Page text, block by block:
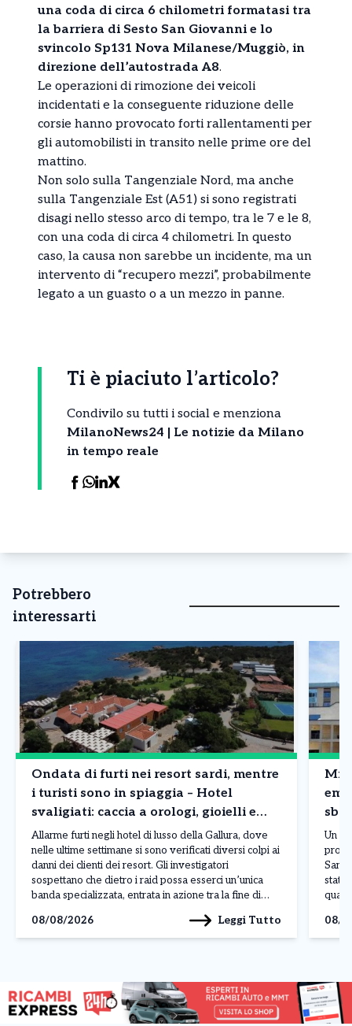
una coda di circa 6 chilometri formatasi tra
la barriera di Sesto San Giovanni e lo
svincolo Sp131 Nova Milanese/Muggiò, in
direzione dell’autostrada A8.
Le operazioni di rimozione dei veicoli
incidentati e la conseguente riduzione delle
corsie hanno provocato forti rallentamenti per
gli automobilisti in transito nelle prime ore del
mattino.
Non solo sulla Tangenziale Nord, ma anche
sulla Tangenziale Est (A51) si sono registrati
disagi nello stesso arco di tempo, tra le 7 e le 8,
con una coda di circa 4 chilometri. In questo
caso, la causa non sarebbe un incidente, ma un
intervento di “recupero mezzi”, probabilmente
legato a un guasto o a un mezzo in panne.
Ti è piaciuto l’articolo?
Condivilo su tutti i social e menziona
MilanoNews24 | Le notizie da Milano
in tempo reale
Potrebbero
interessarti
Ondata di furti nei resort sardi, mentre
i turisti sono in spiaggia – Hotel
svaligiati: caccia a orologi, gioielli e
borse
Allarme furti negli hotel di lusso della Gallura, dove
nelle ultime settimane si sono verificati diversi colpi ai
danni dei clienti dei resort. Gli investigatori
sospettano che dietro i raid possa esserci un’unica
banda specializzata, entrata in azione tra la fine di
della costa sarda. L’ultimo […]
08/08/2026 Leggi Tutto
Un
San
stato
delle
08/